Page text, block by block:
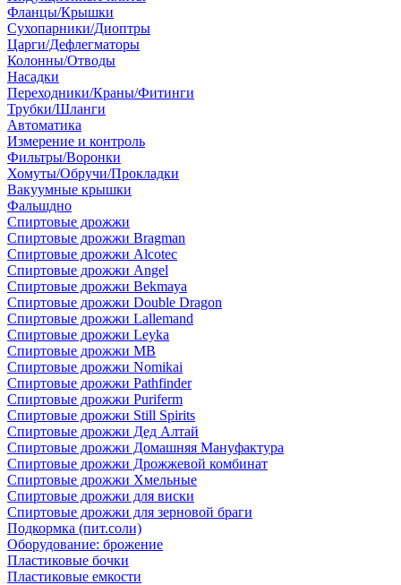
Фланцы/Крышки
Сухопарники/Диоптры
Царги/Дефлегматоры
Колонны/Отводы
Насадки
Переходники/Краны/Фитинги
Трубки/Шланги
Автоматика
Измерение и контроль
Фильтры/Воронки
Хомуты/Обручи/Прокладки
Вакуумные крышки
Фальшдно
Спиртовые дрожжи
Спиртовые дрожжи Bragman
Спиртовые дрожжи Alcotec
Спиртовые дрожжи Angel
Спиртовые дрожжи Bekmaya
Спиртовые дрожжи Double Dragon
Спиртовые дрожжи Lallemand
Спиртовые дрожжи Leyka
Спиртовые дрожжи MB
Спиртовые дрожжи Nomikai
Спиртовые дрожжи Pathfinder
Спиртовые дрожжи Puriferm
Спиртовые дрожжи Still Spirits
Спиртовые дрожжи Дед Алтай
Спиртовые дрожжи Домашняя Мануфактура
Спиртовые дрожжи Дрожжевой комбинат
Спиртовые дрожжи Хмельные
Спиртовые дрожжи для виски
Спиртовые дрожжи для зерновой браги
Подкормка (пит.соли)
Оборудование: брожение
Пластиковые бочки
Пластиковые емкости